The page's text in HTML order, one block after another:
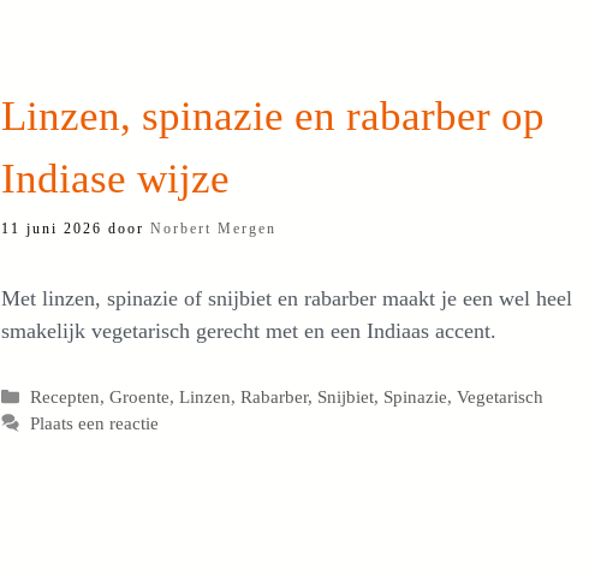
Linzen, spinazie en rabarber op
Indiase wijze
11 juni 2026 door Norbert Mergen
Met linzen, spinazie of snijbiet en rabarber maakt je een wel heel
smakelijk vegetarisch gerecht met en een Indiaas accent.
Categorieën
Recepten,Groente,Linzen,Rabarber, Snijbiet, Spinazie,Vegetarisch
Plaats een reactie